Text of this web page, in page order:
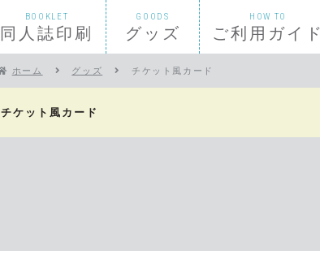
BOOKLET
同人誌印刷
ベーシックセット
GOODS
グッズ
”ためしてリーブル”イラストカード
HOW TO
ご利用ガイド
初めての方へ
チケット風カード
ホーム グッズ チケット風カード